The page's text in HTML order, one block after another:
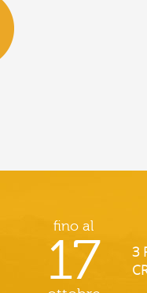
fino al
17
3